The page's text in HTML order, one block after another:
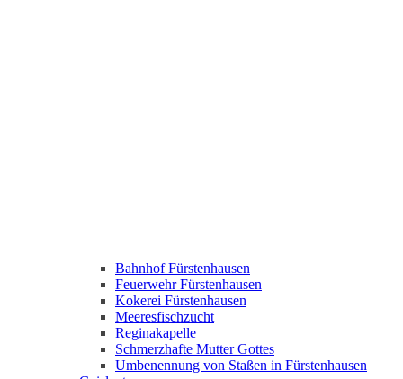
Bahnhof Fürstenhausen
Feuerwehr Fürstenhausen
Kokerei Fürstenhausen
Meeresfischzucht
Reginakapelle
Schmerzhafte Mutter Gottes
Umbenennung von Staßen in Fürstenhausen